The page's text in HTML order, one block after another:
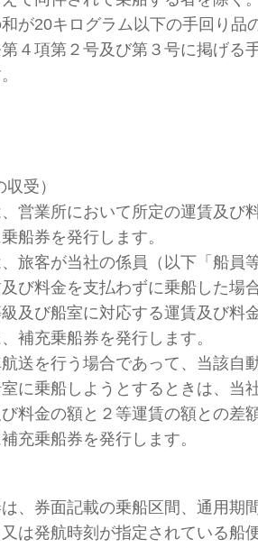
が20キログラム以下の手回り品
４項第２号及び第３号に掲げる
受）
営業所において所定の運賃及び
船券を発行します。
旅客が当社の係員（以下「船員
び料金を支払わずに乗船した場
及び船室に対応する運賃及び料
補充乗船券を発行します。
送を行う場合であって、当該自
に乗船しようとするときは、当
料金の額と２等運賃の額との差
充乗船券を発行します。
、券面記載の乗船区間、通用期
は発航時刻が指定されている船